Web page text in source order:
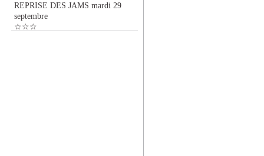
REPRISE DES JAMS mardi 29
septembre
☆☆☆